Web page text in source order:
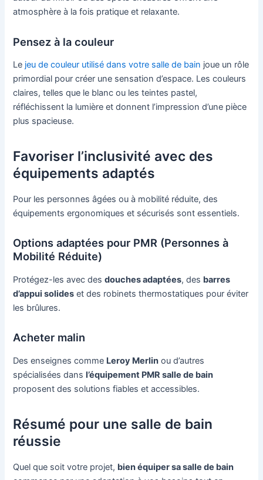
atmosphère à la fois pratique et relaxante.
Pensez à la couleur
Le jeu de couleur utilisé dans votre salle de bain joue un rôle
primordial pour créer une sensation d’espace. Les couleurs
claires, telles que le blanc ou les teintes pastel,
réfléchissent la lumière et donnent l’impression d’une pièce
plus spacieuse.
Favoriser l’inclusivité avec des
équipements adaptés
Pour les personnes âgées ou à mobilité réduite, des
équipements ergonomiques et sécurisés sont essentiels.
Options adaptées pour PMR (Personnes à
Mobilité Réduite)
Protégez-les avec desdouches adaptées, des barres
d’appui solides et des robinets thermostatiques pour éviter
les brûlures.
Acheter malin
Des enseignes comme Leroy Merlin ou d’autres
spécialisées dansl’équipement PMR salle de bain
proposent des solutions fiables et accessibles.
Résumé pour une salle de bain
réussie
Quel que soit votre projet, bien équiper sa salle de bain